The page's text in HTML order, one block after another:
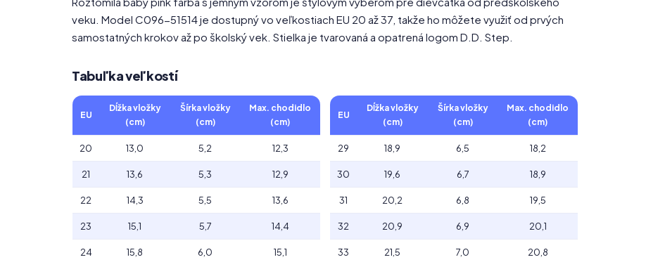
veku. Model C096-51514 je dostupný vo veľkostiach EU 20 až 37, takže ho môžete využiť od prvých
samostatných krokov až po školský vek. Stielka je tvarovaná a opatrená logom D.D. Step.
Tabuľka veľkostí
EU
Dĺžka vložky
(cm)
Šírka vložky
(cm)
Max. chodidlo
(cm)
20 13,0 5,2 12,3
21 13,6 5,3 12,9
22 14,3 5,5 13,6
23 15,1 5,7 14,4
24 15,8 6,0 15,1
EU
Dĺžka vložky
(cm)
Šírka vložky
(cm)
Max. chodidlo
(cm)
29 18,9 6,5 18,2
30 19,6 6,7 18,9
31 20,2 6,8 19,5
32 20,9 6,9 20,1
33 21,5 7,0 20,8